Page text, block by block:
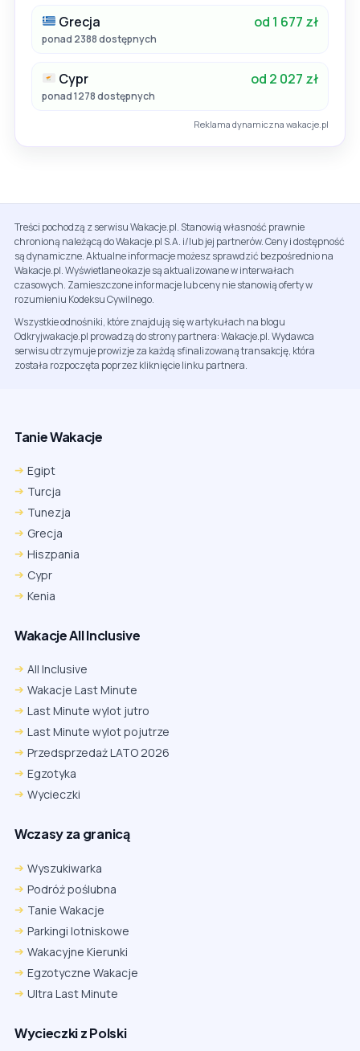
Grecja od 1 677 zł
ponad 2388 dostępnych
Cypr od 2 027 zł
ponad 1278 dostępnych
Reklama dynamiczna wakacje.pl
Treści pochodzą z serwisu Wakacje.pl. Stanowią własność prawnie
chronioną należącą do Wakacje.pl S.A. i/lub jej partnerów. Ceny i dostępność
są dynamiczne. Aktualne informacje możesz sprawdzić bezpośrednio na
Wakacje.pl. Wyświetlane okazje są aktualizowane w interwałach
czasowych. Zamieszczone informacje lub ceny nie stanowią oferty w
rozumieniu Kodeksu Cywilnego.
Wszystkie odnośniki, które znajdują się w artykułach na blogu
Odkryjwakacje.pl prowadzą do strony partnera: Wakacje.pl. Wydawca
serwisu otrzymuje prowizje za każdą sfinalizowaną transakcję, która
została rozpoczęta poprzez kliknięcie linku partnera.
Tanie Wakacje
Egipt
Turcja
Tunezja
Grecja
Hiszpania
Cypr
Kenia
Wakacje All Inclusive
All Inclusive
Wakacje Last Minute
Last Minute wylot jutro
Last Minute wylot pojutrze
Przedsprzedaż LATO 2026
Egzotyka
Wycieczki
Wczasy za granicą
Wyszukiwarka
Podróż poślubna
Tanie Wakacje
Parkingi lotniskowe
Wakacyjne Kierunki
Egzotyczne Wakacje
Ultra Last Minute
Wycieczki z Polski